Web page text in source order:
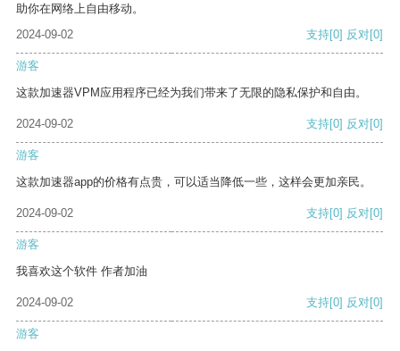
助你在网络上自由移动。
2024-09-02
支持[0] 反对[0]
游客
这款加速器VPM应用程序已经为我们带来了无限的隐私保护和自由。
2024-09-02 支持[0] 反对[0]
游客
这款加速器app的价格有点贵，可以适当降低一些，这样会更加亲民。
2024-09-02 支持[0] 反对[0]
游客
我喜欢这个软件 作者加油
2024-09-02 支持[0] 反对[0]
游客